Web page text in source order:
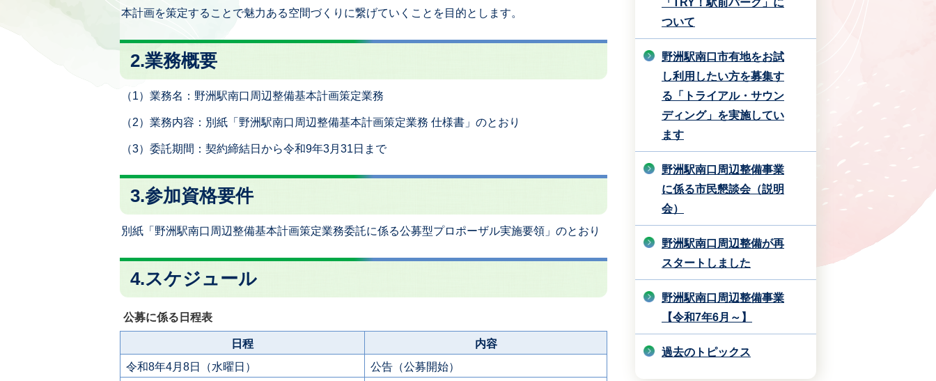
本計画を策定することで魅力ある空間づくりに繋げていくことを目的とします。
2.業務概要
（1）業務名：野洲駅南口周辺整備基本計画策定業務
（2）業務内容：別紙「野洲駅南口周辺整備基本計画策定業務 仕様書」のとおり
（3）委託期間：契約締結日から令和9年3月31日まで
3.参加資格要件
別紙「野洲駅南口周辺整備基本計画策定業務委託に係る公募型プロポーザル実施要領」のとおり
4.スケジュール
公募に係る日程表
日程
内容
令和8年4月8日（水曜日）
公告（公募開始）
「TRY！駅前パーク」に
ついて
野洲駅南口市有地をお試
し利用したい方を募集す
る「トライアル・サウン
ディング」を実施してい
ます
野洲駅南口周辺整備事業
に係る市民懇談会（説明
会）
野洲駅南口周辺整備が再
スタートしました
野洲駅南口周辺整備事業
【令和7年6月～】
過去のトピックス